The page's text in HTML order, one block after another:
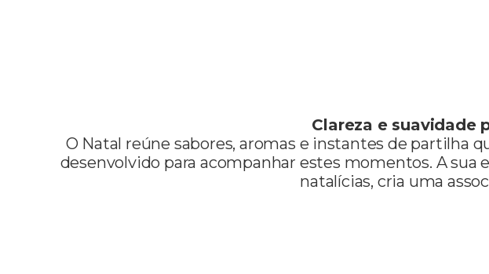
Clareza e suavidade
O Natal reúne sabores, aromas e instantes de partilha
desenvolvido para acompanhar estes momentos. A sua
natalícias, cria uma